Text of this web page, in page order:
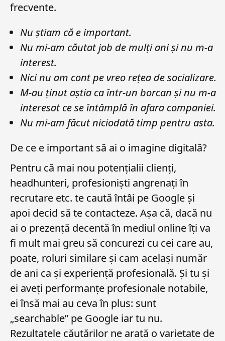
frecvente.
Nu știam că e important.
Nu mi-am căutat job de mulți ani și nu m-a
interest.
Nici nu am cont pe vreo rețea de socializare.
M-au ținut aștia ca într-un borcan și nu m-a
interesat ce se întâmplă în afara companiei.
Nu mi-am făcut niciodată timp pentru asta.
De ce e important să ai o imagine digitală?
Pentru că mai nou potențialii clienți,
headhunteri, profesioniști angrenați în
recrutare etc. te caută întâi pe Google și
apoi decid să te contacteze. Așa că, dacă nu
ai o prezență decentă în mediul online îți va
fi mult mai greu să concurezi cu cei care au,
poate, roluri similare și cam același număr
de ani ca și experiență profesională. Și tu și
ei aveți performanțe profesionale notabile,
ei însă mai au ceva în plus: sunt
„searchable” pe Google iar tu nu.
Rezultatele căutărilor ne arată o varietate de